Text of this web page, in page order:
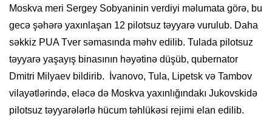
Moskva meri Sergey Sobyaninin verdiyi məlumata görə, bu
gecə şəhərə yaxınlaşan 12 pilotsuz təyyarə vurulub. Daha
səkkiz PUA Tver səmasında məhv edilib. Tulada pilotsuz
təyyarə yaşayış binasının həyətinə düşüb, qubernator
Dmitri Milyaev bildirib. İvanovo, Tula, Lipetsk və Tambov
vilayətlərində, eləcə də Moskva yaxınlığındakı Jukovskidə
pilotsuz təyyarələrlə hücum təhlükəsi rejimi elan edilib.